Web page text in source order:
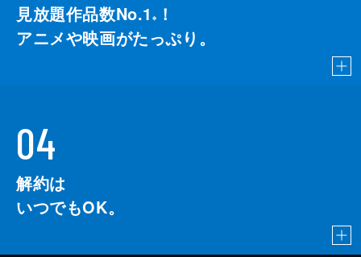
見放題作品数No.1 ※
！
アニメや映画がたっぷり。
04
解約は
いつでもOK。